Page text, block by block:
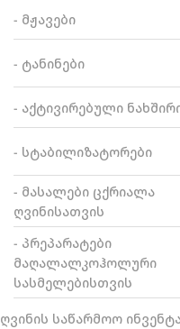
- მჟავები
- ტანინები
- აქტივირებული
- სტაბილიზატორები
- მასალები ცქრიალა
ღვინისათვის
- პრეპარატები
მაღალალკოჰოლური
სასმელებისთვის
ღვინის საწარმოო